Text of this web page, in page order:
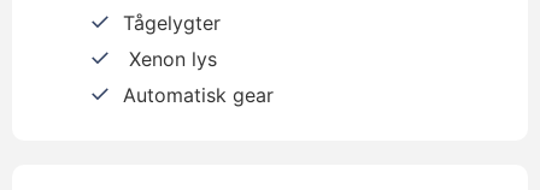
Tågelygter
Xenon lys
Automatisk gear